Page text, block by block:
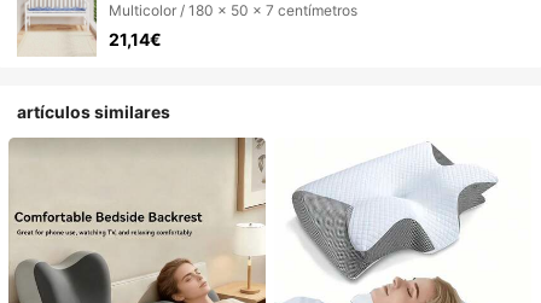
Multicolor / 180 x 50 x 7 centímetros
21,14€
artículos similares